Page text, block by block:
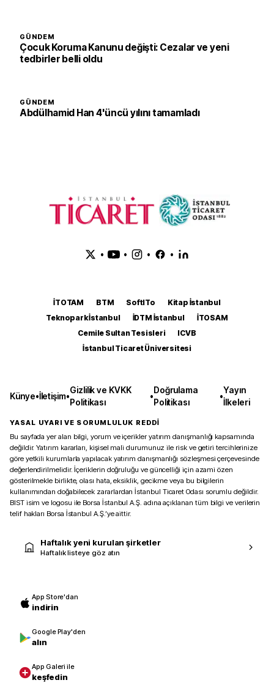
GÜNDEM
Çocuk Koruma Kanunu değişti: Cezalar ve yeni
tedbirler belli oldu
GÜNDEM
Abdülhamid Han 4'üncü yılını tamamladı
• • • •
İTOTAM BTM SoftITo
Kitap İstanbul
Teknopark İstanbul
İDTM İstanbul
İTOSAM
Cemile Sultan Tesisleri
ICVB
İstanbul Ticaret Üniversitesi
Künye•İletişim•
Gizlilik ve KVKK
Politikası
•
Doğrulama
Politikası
•
Yayın
İlkeleri
YASAL UYARI VE SORUMLULUK REDDİ
Bu sayfada yer alan bilgi, yorum ve içerikler yatırım danışmanlığı kapsamında
değildir. Yatırım kararları, kişisel mali durumunuz ile risk ve getiri tercihlerinize
göre yetkili kurumlarla yapılacak yatırım danışmanlığı sözleşmesi çerçevesinde
değerlendirilmelidir. İçeriklerin doğruluğu ve güncelliği için azami özen
gösterilmekle birlikte, olası hata, eksiklik, gecikme veya bu bilgilerin
kullanımından doğabilecek zararlardan İstanbul Ticaret Odası sorumlu değildir.
BIST isim ve logosu ile Borsa İstanbul A.Ş. adına açıklanan tüm bilgi ve verilerin
telif hakları Borsa İstanbul A.Ş.’ye aittir.
Haftalık yeni kurulan şirketler
Haftalık listeye göz atın
App Store'dan
indirin
Google Play'den
alın
App Galeri ile
keşfedin